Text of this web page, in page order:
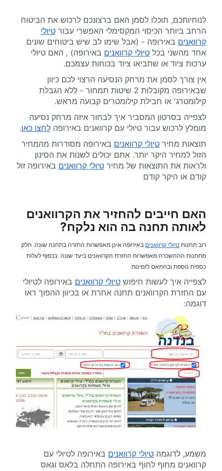
לנוחיותכם, תוכלו לסמן האם ברצונכם לרכוש את הביטוח
הרחב ביותר הכיסוי המקסימלי האפשרי עבור טיולי
קרוואנים באירופה - (אבל שימו לב שיש ביטוחים שונים
אחד מהשני בכל טיולי קרוואנים באירופה) , האם טיולי
ערכות ציוד או שתביאו ציוד בכוחות עצמכם.
אין צורך לסמן את מרחק הנסיעה הרצוי לכם כיוון
שבאירופה מקובלות 2 שיטות תמחור - ללא הגבלת
קילומטרג' או חבילת קילומטרים קבועה מראש.
לצפייה בסרטון המסביר איך לבחור איזה מרחק נסיעה
מומלץ לרכוש עבור טיולי עם קרוואנים באירופה לחצו כאן.
תוצאות מחיר טיולי קרוואנים באירופה מסודרות מהמחיר
הזול למחיר היקר יותר. אתם יכולים לשנות את הסינון
ולראות את התוצאות של מחיר טיולי קרוואנים באירופה זול
קודם או היקר קודם
האם חייבים להחזיר את הקרוואנים
לאותה תחנה בה הוא נלקח?
רוב תחנותטיולי קרוואנים באירופה אינן מאפשרות החזרה בתחנה שונה. חלק
מתחנות הההשכרה מאפשרות החזרת הקרוואנים ביעד שונה בכפוף לעלות
כספית נוספת ובהתאם לזמינות
לצפייה איך לעשות חיפוש טיולי קרוואנים באירופה לטיולי
עם החזרת הקרוואנים תחנה אחרת או בכיוון ההפוך ראו
דוגמה:
משמע, לדוגמה טיולי קרוואנים באירופה לטיולי עם
קרוואנים מחוף לחוף באירופה התחלה בלאס וגאס